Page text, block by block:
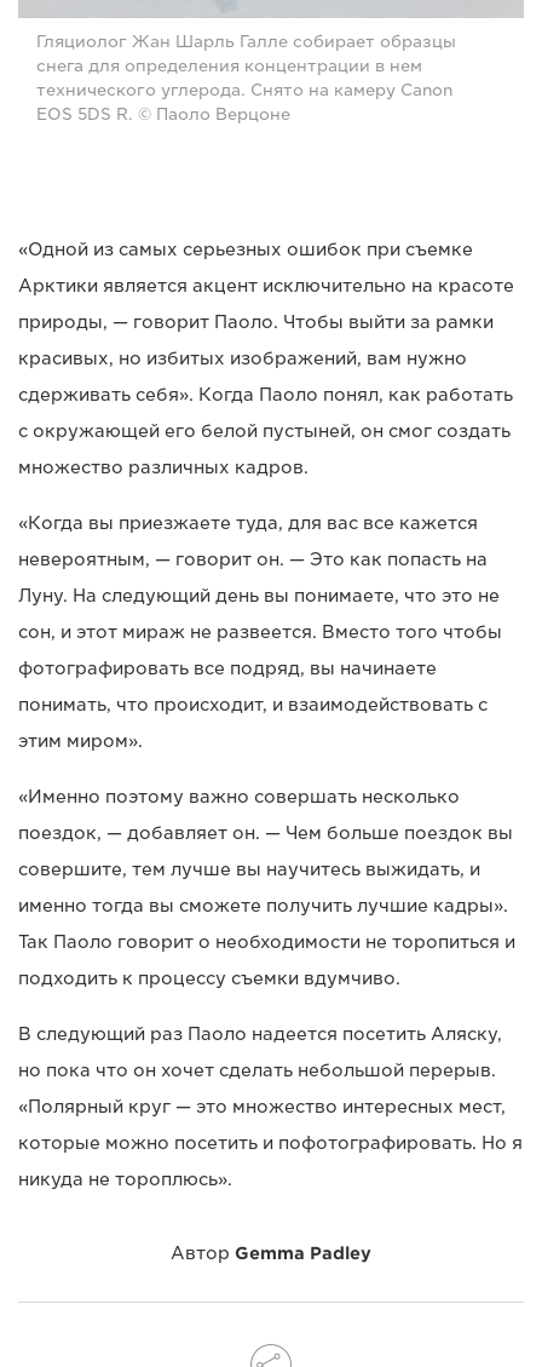
Гляциолог Жан Шарль Галле собирает образцы
снега для определения концентрации в нем
технического углерода. Снято на камеру Canon
EOS 5DS R. © Паоло Верцоне
«Одной из самых серьезных ошибок при съемке
Арктики является акцент исключительно на красоте
природы, — говорит Паоло. Чтобы выйти за рамки
красивых, но избитых изображений, вам нужно
сдерживать себя». Когда Паоло понял, как работать
с окружающей его белой пустыней, он смог создать
множество различных кадров.
«Когда вы приезжаете туда, для вас все кажется
невероятным, — говорит он. — Это как попасть на
Луну. На следующий день вы понимаете, что это не
сон, и этот мираж не развеется. Вместо того чтобы
фотографировать все подряд, вы начинаете
понимать, что происходит, и взаимодействовать с
этим миром».
«Именно поэтому важно совершать несколько
поездок, — добавляет он. — Чем больше поездок вы
совершите, тем лучше вы научитесь выжидать, и
именно тогда вы сможете получить лучшие кадры».
Так Паоло говорит о необходимости не торопиться и
подходить к процессу съемки вдумчиво.
В следующий раз Паоло надеется посетить Аляску,
но пока что он хочет сделать небольшой перерыв.
«Полярный круг — это множество интересных мест,
которые можно посетить и пофотографировать. Но я
никуда не тороплюсь».
Автор Gemma Padley